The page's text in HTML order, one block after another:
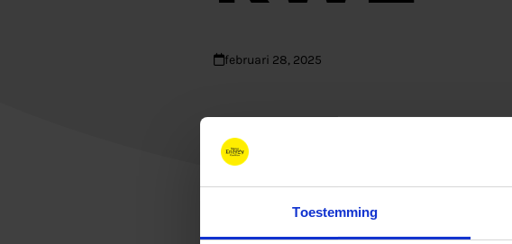
Toestemming
februari 28, 2025